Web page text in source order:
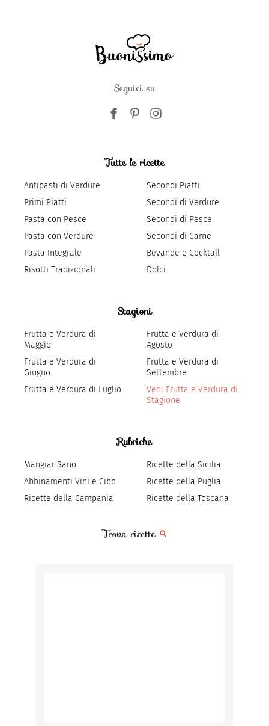
Seguici su
Tutte le ricette
Antipasti di Verdure
Primi Piatti
Pasta con Pesce
Pasta con Verdure
Pasta Integrale
Risotti Tradizionali
Secondi Piatti
Secondi di Verdure
Secondi di Pesce
Secondi di Carne
Bevande e Cocktail
Dolci
Stagioni
Frutta e Verdura di
Maggio
Frutta e Verdura di
Giugno
Frutta e Verdura di Luglio
Frutta e Verdura di
Agosto
Frutta e Verdura di
Settembre
Vedi Frutta e Verdura di
Stagione
Rubriche
Mangiar Sano
Abbinamenti Vini e Cibo
Ricette della Campania
Ricette della Sicilia
Ricette della Puglia
Ricette della Toscana
Trova ricette